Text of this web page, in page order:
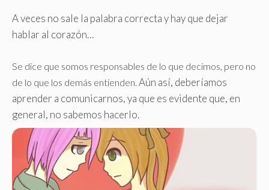
A veces no sale la palabra correcta y hay que dejar
hablar al corazón…
Se dice que somos responsables de lo que decimos, pero no
de lo que los demás entienden. Aún así, deberíamos
aprender a comunicarnos, ya que es evidente que, en
general, no sabemos hacerlo.